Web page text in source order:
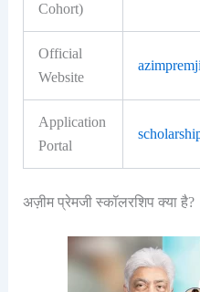
Cohort)
Official
Website
Application
Portal
अज़ीम प्रेमजी स्कॉलरशिप क्या है?